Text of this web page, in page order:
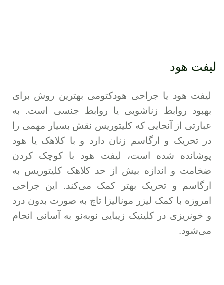
لیفت هود
لیفت هود یا جراحی هودکتومی بهترین روش برای
بهبود روابط زناشویی یا روابط جنسی است. به
عبارتی از آنجایی که کلیتوریس نقش بسیار مهمی را
در تحریک و ارگاسم زنان دارد و با کلاهک یا هود
پوشانده شده است، لیفت هود با کوچک کردن
ضخامت و اندازه بیش از حد کلاهک کلیتوریس به
ارگاسم و تحریک بهتر کمک می‌کند. این جراحی
امروزه با کمک لیزر مونالیزا تاچ به صورت بدون درد
و خونریزی در کلینیک زیبایی نوبه‌نو به آسانی انجام
می‌شود.